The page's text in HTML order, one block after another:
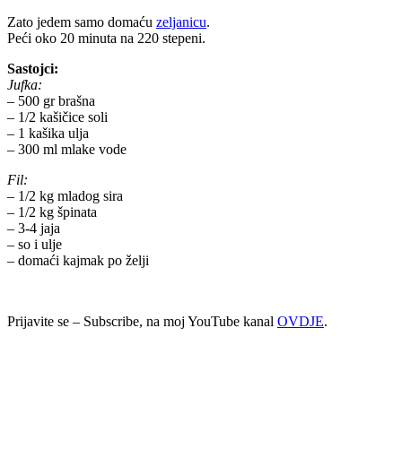
Zato jedem samo domaću zeljanicu.
Peći oko 20 minuta na 220 stepeni.
Sastojci:
Jufka:
– 500 gr brašna
– 1/2 kašičice soli
– 1 kašika ulja
– 300 ml mlake vode
Fil:
– 1/2 kg mladog sira
– 1/2 kg špinata
– 3-4 jaja
– so i ulje
– domaći kajmak po želji
Prijavite se – Subscribe, na moj YouTube kanal OVDJE.